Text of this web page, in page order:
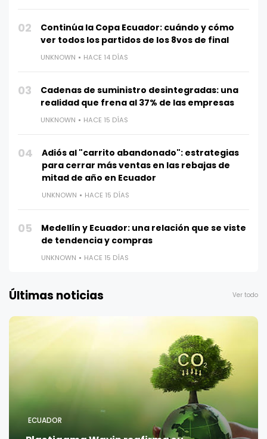
02
Continúa la Copa Ecuador: cuándo y cómo
ver todos los partidos de los 8vos de final
UNKNOWN HACE 14 DÍAS
03
Cadenas de suministro desintegradas: una
realidad que frena al 37% de las empresas
UNKNOWN HACE 15 DÍAS
04
Adiós al "carrito abandonado": estrategias
para cerrar más ventas en las rebajas de
mitad de año en Ecuador
UNKNOWN HACE 15 DÍAS
05
Medellín y Ecuador: una relación que se viste
de tendencia y compras
UNKNOWN HACE 15 DÍAS
Últimas noticias Ver todo
ECUADOR